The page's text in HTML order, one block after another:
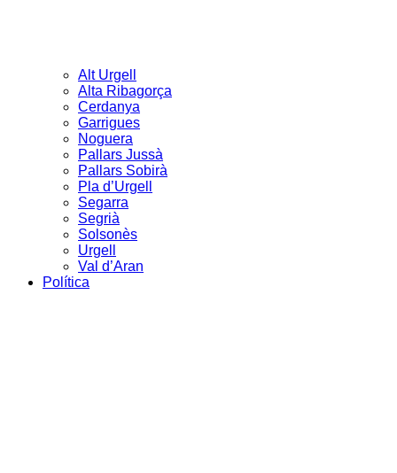
Alt Urgell
Alta Ribagorça
Cerdanya
Garrigues
Noguera
Pallars Jussà
Pallars Sobirà
Pla d’Urgell
Segarra
Segrià
Solsonès
Urgell
Val d’Aran
Política